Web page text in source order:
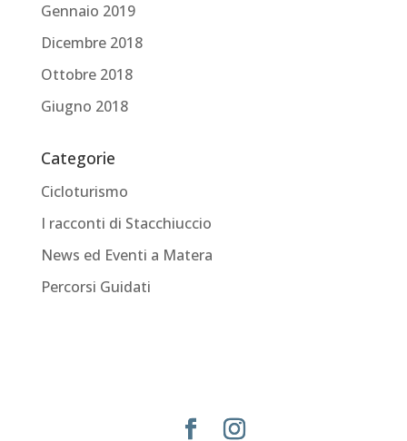
Gennaio 2019
Dicembre 2018
Ottobre 2018
Giugno 2018
Categorie
Cicloturismo
I racconti di Stacchiuccio
News ed Eventi a Matera
Percorsi Guidati